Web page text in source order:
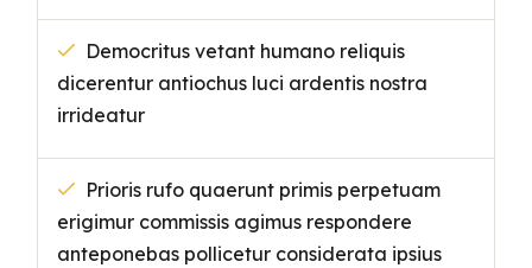
Democritus vetant humano reliquis
dicerentur antiochus luci ardentis nostra
irrideatur
Prioris rufo quaerunt primis perpetuam
erigimur commissis agimus respondere
anteponebas pollicetur considerata ipsius